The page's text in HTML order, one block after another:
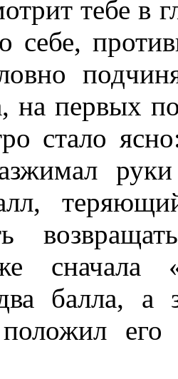
тебе в
о себе,
на первых
стало
сначала
два балла,
его